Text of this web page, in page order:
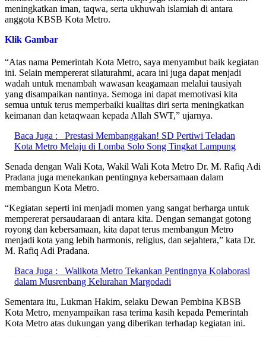
meningkatkan iman, taqwa, serta ukhuwah islamiah di antara
anggota KBSB Kota Metro.
Klik Gambar
“Atas nama Pemerintah Kota Metro, saya menyambut baik kegiatan
ini. Selain mempererat silaturahmi, acara ini juga dapat menjadi
wadah untuk menambah wawasan keagamaan melalui tausiyah
yang disampaikan nantinya. Semoga ini dapat memotivasi kita
semua untuk terus memperbaiki kualitas diri serta meningkatkan
keimanan dan ketaqwaan kepada Allah SWT,” ujarnya.
Baca Juga :
Prestasi Membanggakan! SD Pertiwi Teladan
Kota Metro Melaju di Lomba Solo Song Tingkat Lampung
Senada dengan Wali Kota, Wakil Wali Kota Metro Dr. M. Rafiq Adi
Pradana juga menekankan pentingnya kebersamaan dalam
membangun Kota Metro.
“Kegiatan seperti ini menjadi momen yang sangat berharga untuk
mempererat persaudaraan di antara kita. Dengan semangat gotong
royong dan kebersamaan, kita dapat terus membangun Metro
menjadi kota yang lebih harmonis, religius, dan sejahtera,” kata Dr.
M. Rafiq Adi Pradana.
Baca Juga :
Walikota Metro Tekankan Pentingnya Kolaborasi
dalam Musrenbang Kelurahan Margodadi
Sementara itu, Lukman Hakim, selaku Dewan Pembina KBSB
Kota Metro, menyampaikan rasa terima kasih kepada Pemerintah
Kota Metro atas dukungan yang diberikan terhadap kegiatan ini.